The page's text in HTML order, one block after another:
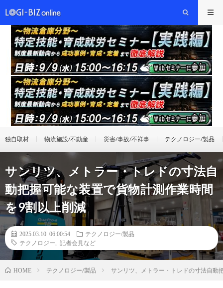
独自取材 物流施設/不動産 災害/事故/不祥事 テクノロジー/製品
サンリツ、メトラー・トレドの寸法自
動把握可能な装置で貨物計測作業時間
を9割以上削減
2025.03.10 06:00:54
テクノロジー/製品
テクノロジー
記者会見など
HOME テクノロジー/製品 サンリツ、メトラー・トレドの寸法自動